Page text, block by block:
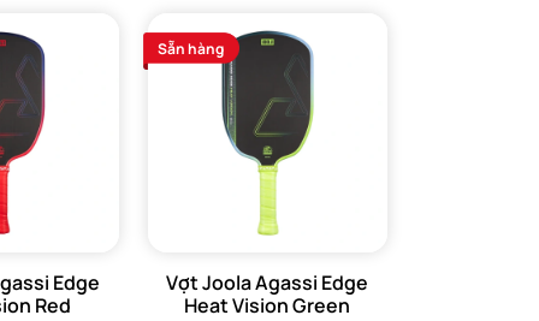
Edge
Red
Sẵn hàng
Vợt Joola Agassi Edge
Heat Vision Green